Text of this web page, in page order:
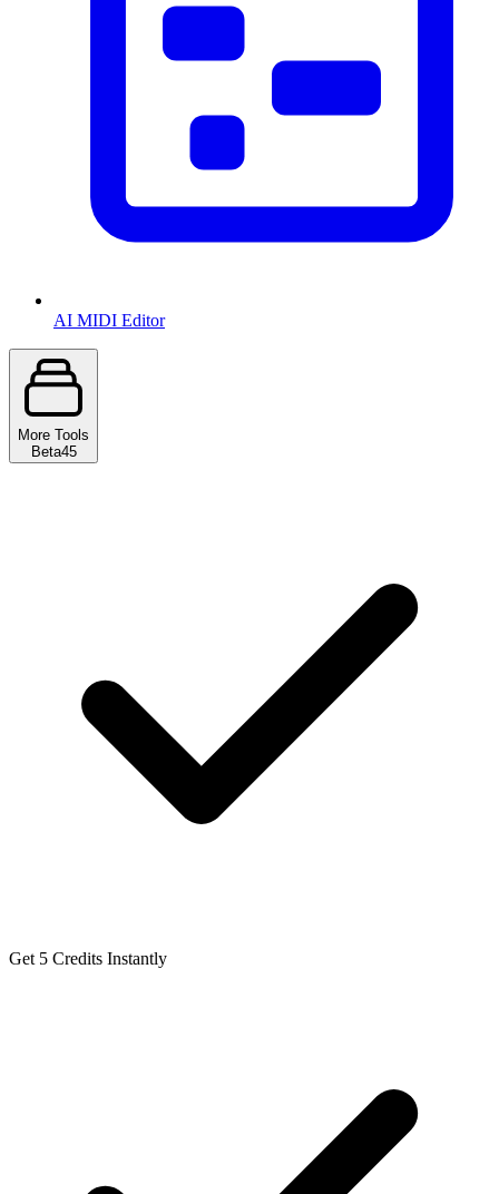
AI MIDI Editor
More Tools
Beta45
Get 5 Credits Instantly